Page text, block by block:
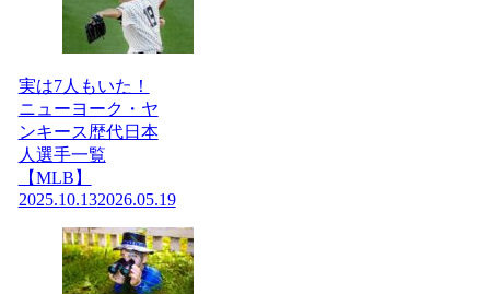
実は7人もいた！
ニューヨーク・ヤ
ンキース歴代日本
人選手一覧
【MLB】
2025.10.132026.05.19